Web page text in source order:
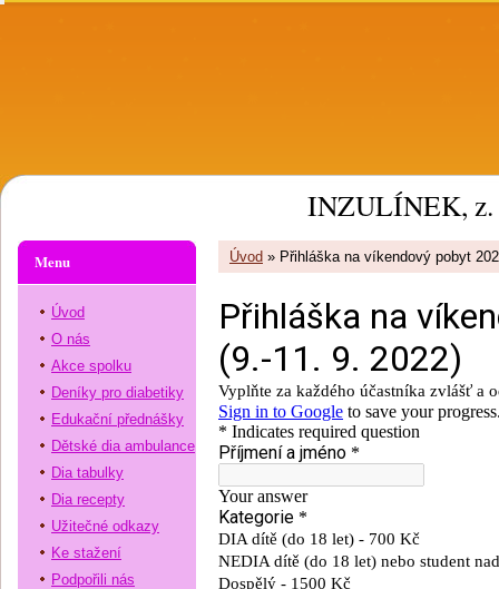
INZULÍNEK, z.
Úvod » Přihláška na víkendový pobyt
Menu
Úvod
O nás
Akce spolku
Deníky pro diabetiky
Edukační přednášky
Dětské dia ambulance
Dia tabulky
Dia recepty
Užitečné odkazy
Ke stažení
Podpořili nás